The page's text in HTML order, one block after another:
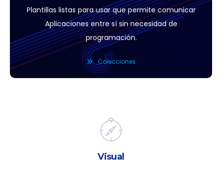
Plantillas listas para usar que permite comunicar
Aplicaciones entre sí sin necesidad de
programación.
Colecciones
Visual